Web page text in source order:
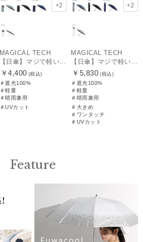
+2
MAGICAL TECH
【日傘】マジで軽い傘 マジカルテックプロテクション(MAGICAL TECH PROTECTION)5flat 晴雨兼用傘折りたたみ日傘 一級遮光100% UV 軽量 コンパクト持ち運びに便利 人気
￥4,400 (税込)
＃遮光100%
＃軽量
＃晴雨兼用
＃UVカット
+2
MAGICAL TECH
【日傘】マジで軽い傘 マジカルテックプロテクション(MAGICAL TECH PROTECTION) 58cm 晴雨兼用傘自動開閉折りたたみ日傘 一級遮光100% UV 軽量 機能性 大きめ 人気
￥5,830 (税込)
＃遮光100%
＃軽量
＃晴雨兼用
＃大きめ
＃ワンタッチ
＃UVカット
Feature